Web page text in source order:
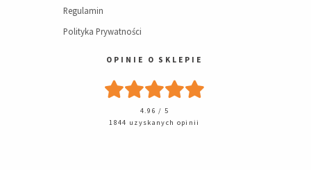
Regulamin
Polityka Prywatności
OPINIE O SKLEPIE
4.96 / 5
1844 uzyskanych opinii